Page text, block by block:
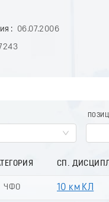
06.07.2006
СП.
ЧФО 10 км КЛ